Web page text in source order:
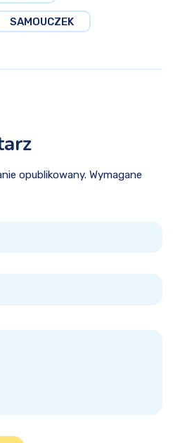
SAMOUCZEK
opublikowany. Wymagane